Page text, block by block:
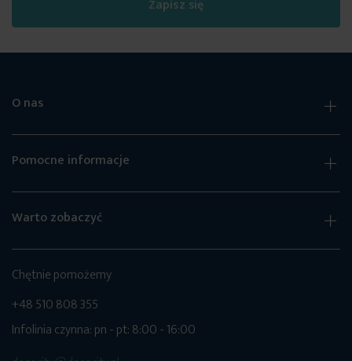
Zapisz się
O nas
Pomocne informacje
Warto zobaczyć
Chętnie pomożemy
+48 510 808 355
Infolinia czynna: pn - pt: 8:00 - 16:00